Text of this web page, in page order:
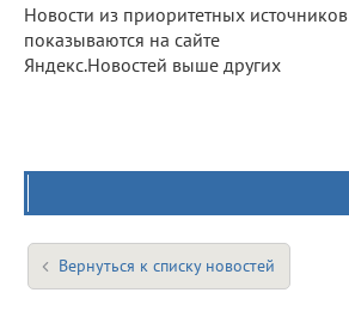
Новости из приоритетных источников
показываются на сайте
Яндекс.Новостей выше других
Вернуться к списку новостей